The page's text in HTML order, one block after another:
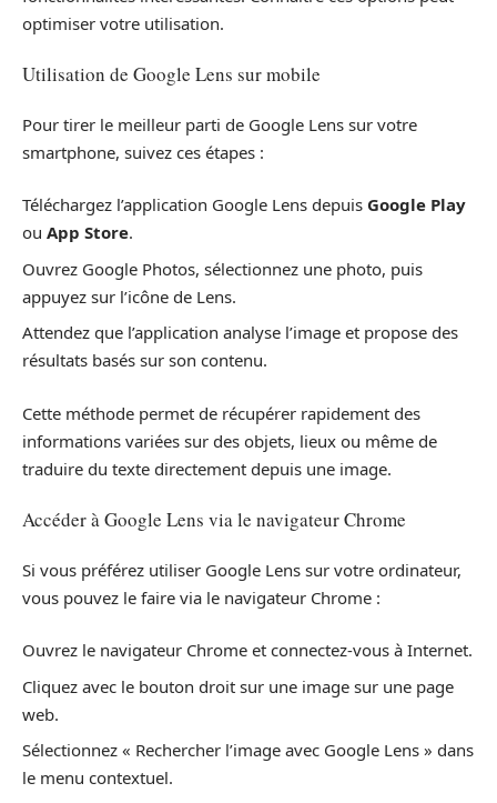
optimiser votre utilisation.
Utilisation de Google Lens sur mobile
Pour tirer le meilleur parti de Google Lens sur votre
smartphone, suivez ces étapes :
Téléchargez l’application Google Lens depuis Google Play
ou App Store.
Ouvrez Google Photos, sélectionnez une photo, puis
appuyez sur l’icône de Lens.
Attendez que l’application analyse l’image et propose des
résultats basés sur son contenu.
Cette méthode permet de récupérer rapidement des
informations variées sur des objets, lieux ou même de
traduire du texte directement depuis une image.
Accéder à Google Lens via le navigateur Chrome
Si vous préférez utiliser Google Lens sur votre ordinateur,
vous pouvez le faire via le navigateur Chrome :
Ouvrez le navigateur Chrome et connectez-vous à Internet.
Cliquez avec le bouton droit sur une image sur une page
web.
Sélectionnez « Rechercher l’image avec Google Lens » dans
le menu contextuel.